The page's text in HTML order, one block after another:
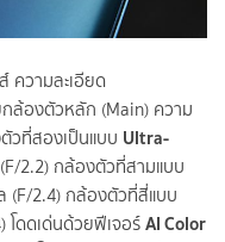
ความละเอียด
กล้องตัวหลัก (Main) ความ
วที่สองเป็นแบบ Ultra-
2.2) กล้องตัวที่สามแบบ
(F/2.4) กล้องตัวที่สี่แบบ
โดดเด่นด้วยฟีเจอร์AI Color